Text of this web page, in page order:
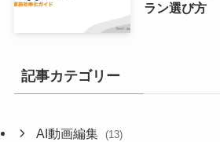
ラン選び方
記事カテゴリー
AI動画編集 (13)